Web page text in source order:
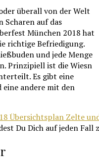
überall von der Welt
Scharen auf das
München 2018 hat
richtige Befriedigung.
und jede Menge
Prinzipiell ist die Wiesn
Es gibt eine
andere mit den
Du Dich auf jeden